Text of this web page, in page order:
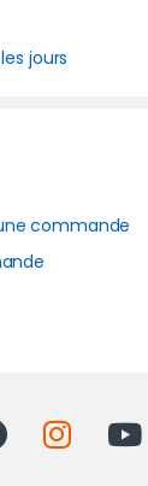
jours
commande